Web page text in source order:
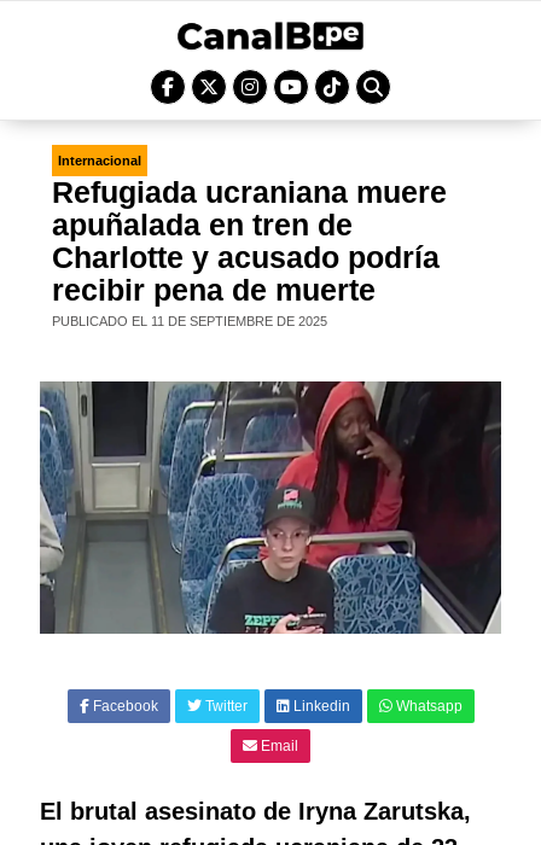
Internacional
Refugiada ucraniana muere
apuñalada en tren de
Charlotte y acusado podría
recibir pena de muerte
PUBLICADO EL 11 DE SEPTIEMBRE DE 2025
Facebook Twitter Linkedin Whatsapp
Email
El brutal asesinato de Iryna Zarutska,